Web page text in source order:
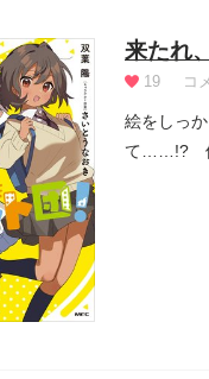
来たれ
19 コ
絵をしっ
て……!? 個